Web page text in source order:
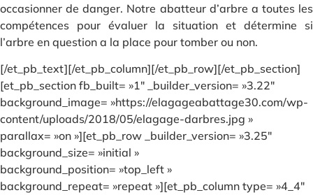
occasionner de danger. Notre abatteur d’arbre a toutes les
compétences pour évaluer la situation et détermine si
l’arbre en question a la place pour tomber ou non.
[/et_pb_text][/et_pb_column][/et_pb_row][/et_pb_section]
[et_pb_section fb_built= »1″ _builder_version= »3.22″
background_image= »https://elagageabattage30.com/wp-
content/uploads/2018/05/elagage-darbres.jpg »
parallax= »on »][et_pb_row _builder_version= »3.25″
background_size= »initial »
background_position= »top_left »
background_repeat= »repeat »][et_pb_column type= »4_4″